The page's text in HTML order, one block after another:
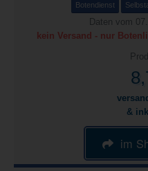
Botendienst
Daten vom
kein Versand - nur
&
im